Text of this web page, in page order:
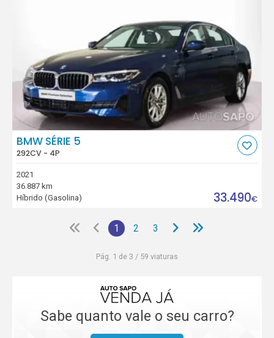
BMW SÉRIE 5
292CV - 4P
2021
36.887 km
Híbrido (Gasolina)
33.490€
1 2 3
Pág. 1 de 3 / 59 viaturas
Sabe quanto vale o seu carro?